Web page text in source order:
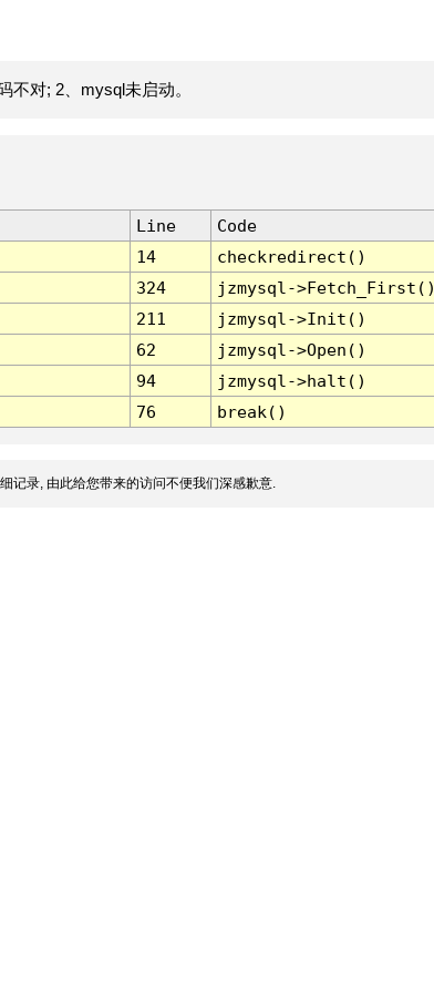
不对; 2、mysql未启动。
Line
Code
14
checkredirect()
324
jzmysql-
211
jzmysql->Init()
62
jzmysql->Open()
94
jzmysql->halt()
76 break()
记录, 由此给您带来的访问不便我们深感歉意.